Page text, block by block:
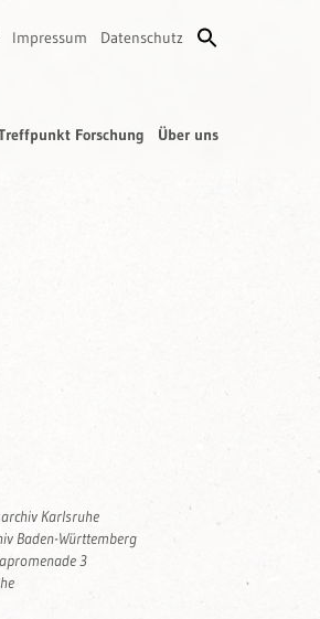
Impressum Datenschutz
Forschung Über uns
Karlsruhe
Baden-Württemberg
3